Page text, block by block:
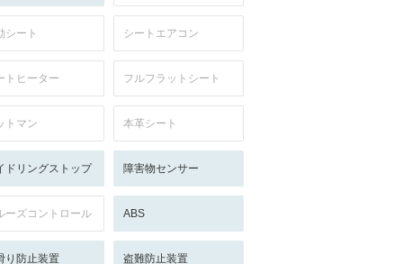
シート シートエアコン
トヒーター フルフラットシート
トマン 本革シート
ドリングストップ 障害物センサー
ーズコントロール ABS
り防止装置 盗難防止装置